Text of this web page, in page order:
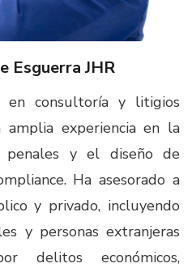
Esguerra JHR​
en consultoría y litigios
amplia experiencia en la
penales y el diseño de
Ha asesorado a
y privado, incluyendo
y personas extranjeras
delitos económicos,